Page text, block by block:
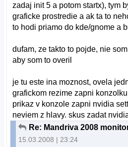
zadaj init 5 a potom startx), tym
graficke prostredie a ak ta to
to hodi priamo do kde/gnome a
dufam, ze takto to pojde, nie
aby som to overil
je tu este ina moznost, ovela
grafickom rezime zapni
prikaz v konzole zapni nvidia
neviem z hlavy. skus zadat
15.03.2008 | 23:24